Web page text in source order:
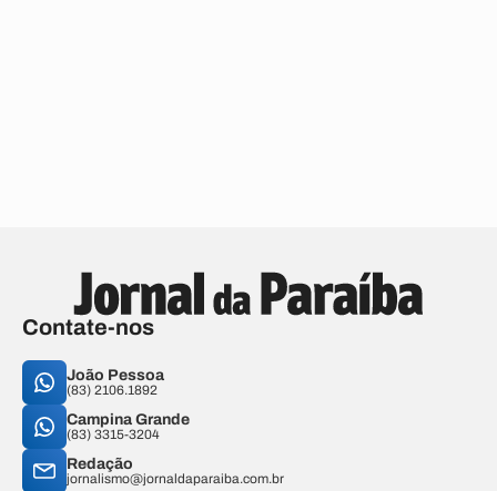
Contate-nos
João Pessoa
(83) 2106.1892
Campina Grande
(83) 3315-3204
Redação
jornalismo@jornaldaparaiba.com.br